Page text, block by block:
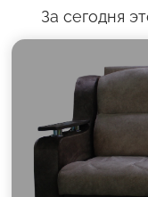
За сегодня